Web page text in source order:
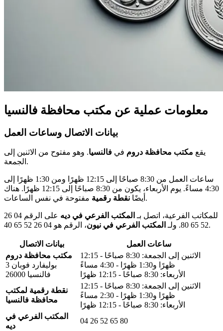
معلومات عملية عن مكتب محافظة فالنسيا
بيانات الاتصال وساعات العمل
يقع مكتب محافظة دروم في فالنسيا. وهو مفتوح من الاثنين إلى
الجمعة.
ساعات العمل من 8:30 صباحًا إلى 12:15 ظهرًا ومن 1:30 ظهرًا إلى
4:30 مساءً. يوم الأربعاء، يكون من 8:30 صباحًا إلى 12:15 ظهرًا. هناك
أيضًا نقطة رقمية مفتوحة في نفس الساعات.
للمكاتب الفرعية، اتصل بـ المكتب الفرعي في ديه
على الرقم 04 26
52 65 80. ولـ
المكتب الفرعي في نيون ، الرقم هو 04 26 52 65 40.
بيانات الاتصال
ساعات العمل
مكتب محافظة دروم
3 بوليفارد فوبان
26000 فالنسيا
الاثنين إلى الجمعة: 8:30 صباحًا - 12:15
ظهرًا و1:30 ظهرًا - 4:30 مساءً
الأربعاء: 8:30 صباحًا - 12:15 ظهرًا
نقطة رقمية لمكتب
محافظة فالنسيا
الاثنين إلى الجمعة: 8:30 صباحًا - 12:15
ظهرًا و1:30 ظهرًا - 2:30 مساءً
الأربعاء: 8:30 صباحًا - 12:15 ظهرًا
المكتب الفرعي في
ديه
04 26 52 65 80